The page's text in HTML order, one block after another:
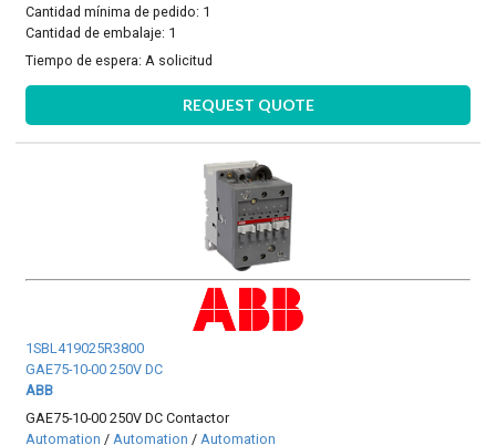
Cantidad mínima de pedido: 1
Cantidad de embalaje: 1
Tiempo de espera:A solicitud
REQUEST QUOTE
1SBL419025R3800
GAE75-10-00 250V DC
ABB
GAE75-10-00 250V DC Contactor
Automation /Automation /Automation